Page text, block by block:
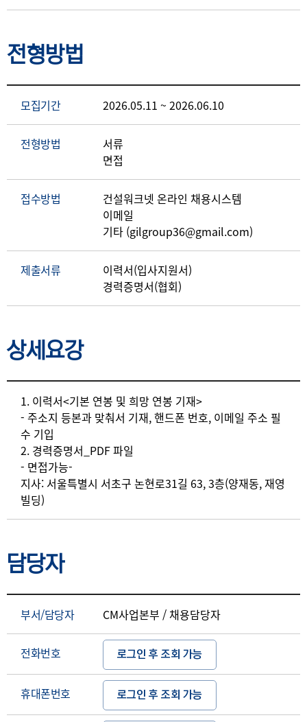
전형방법
모집기간 2026.05.11 ~ 2026.06.10
전형방법
서류
면접
접수방법
건설워크넷 온라인 채용시스템
이메일
기타 (gilgroup36@gmail.com)
제출서류
이력서(입사지원서)
경력증명서(협회)
상세요강
상세요강
1. 이력서<기본 연봉 및 희망 연봉 기재>
- 주소지 등본과 맞춰서 기재, 핸드폰 번호, 이메일 주소 필
수 기입
2. 경력증명서_PDF 파일
- 면접가능-
지사: 서울특별시 서초구 논현로31길 63, 3층(양재동, 재영
빌딩)
담당자
부서/담당자 CM사업본부 / 채용담당자
전화번호 로그인 후 조회 가능
휴대폰번호 로그인 후 조회 가능